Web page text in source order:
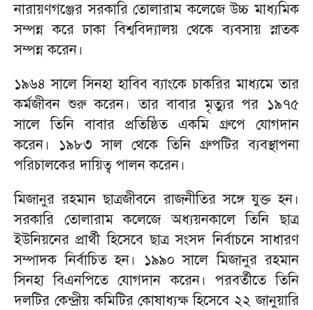
নারায়ণগঞ্জের সরকারি তোলারাম কলেজে উচ্চ মাধ্যমিক
সম্পন্ন করে ঢাকা বিশ্ববিদ্যালয় থেকে ব্যবসায় স্নাতক
সম্পন্ন করেন।
১৯৬৪ সালে সিনহা হাবিব ব্যাংকে চাকরির মাধ্যমে তার
কর্মজীবন শুরু করেন। তার বাবার মৃত্যুর পর ১৯৭৫
সালে তিনি বাবার প্রতিষ্ঠিত একমি গ্রুপে যোগদান
করেন। ১৯৮৩ সাল থেকে তিনি গ্রুপটির ব্যবস্থাপনা
পরিচালকের দায়িত্ব পালন করেন।
মিজানুর রহমান ছাত্রজীবনে রাজনীতির সঙ্গে যুক্ত হন।
সরকারি তোলারাম কলেজে অধ্যয়নকালে তিনি ছাত্র
ইউনিয়নের প্রার্থী হিসেবে ছাত্র সংসদ নির্বাচনে সাধারণ
সম্পাদক নির্বাচিত হন। ১৯৯০ সালে মিজানুর রহমান
সিনহা বিএনপিতে যোগদান করেন। পরবর্তীতে তিনি
দলটির কেন্দ্রীয় কমিটির কোষাধ্যক্ষ হিসেবে ২২ জানুয়ারি